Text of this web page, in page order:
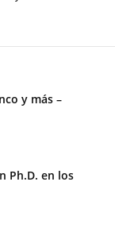
y más –
Ph.D. en los